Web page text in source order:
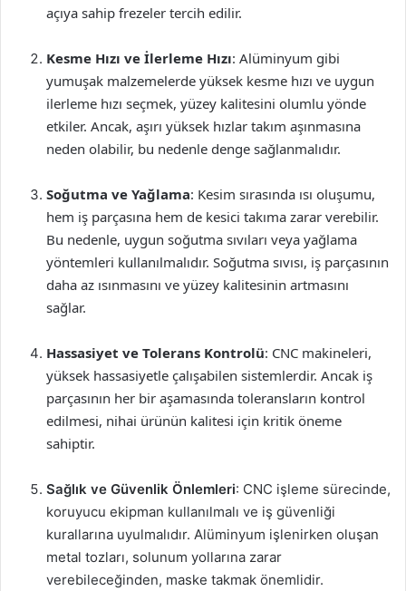
açıya sahip frezeler tercih edilir.
Kesme Hızı ve İlerleme Hızı: Alüminyum gibi
yumuşak malzemelerde yüksek kesme hızı ve uygun
ilerleme hızı seçmek, yüzey kalitesini olumlu yönde
etkiler. Ancak, aşırı yüksek hızlar takım aşınmasına
neden olabilir, bu nedenle denge sağlanmalıdır.
Soğutma ve Yağlama: Kesim sırasında ısı oluşumu,
hem iş parçasına hem de kesici takıma zarar verebilir.
Bu nedenle, uygun soğutma sıvıları veya yağlama
yöntemleri kullanılmalıdır. Soğutma sıvısı, iş parçasının
daha az ısınmasını ve yüzey kalitesinin artmasını
sağlar.
Hassasiyet ve Tolerans Kontrolü: CNC makineleri,
yüksek hassasiyetle çalışabilen sistemlerdir. Ancak iş
parçasının her bir aşamasında toleransların kontrol
edilmesi, nihai ürünün kalitesi için kritik öneme
sahiptir.
Sağlık ve Güvenlik Önlemleri: CNC işleme sürecinde,
koruyucu ekipman kullanılmalı ve iş güvenliği
kurallarına uyulmalıdır. Alüminyum işlenirken oluşan
metal tozları, solunum yollarına zarar
verebileceğinden, maske takmak önemlidir.